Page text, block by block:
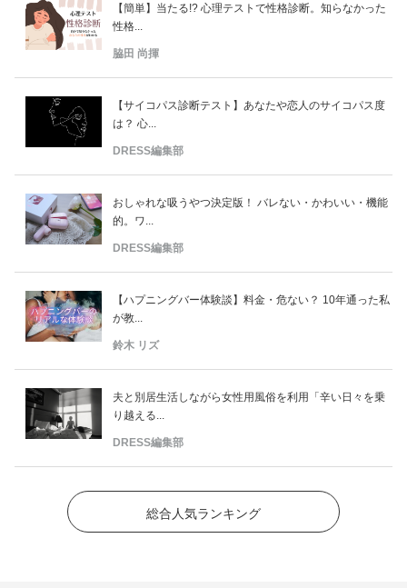
【簡単】当たる!? 心理テストで性格診断。知らなかった
性格...
脇田 尚揮
【サイコパス診断テスト】あなたや恋人のサイコパス度
は？ 心...
DRESS編集部
おしゃれな吸うやつ決定版！ バレない・かわいい・機能
的。ワ...
DRESS編集部
【ハプニングバー体験談】料金・危ない？ 10年通った私
が教...
鈴木 リズ
夫と別居生活しながら女性用風俗を利用「辛い日々を乗
り越える...
DRESS編集部
総合人気ランキング